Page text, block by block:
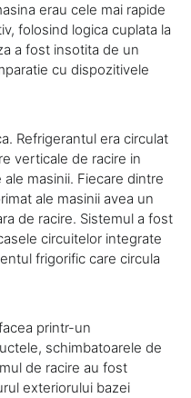
erau cele mai rapide
folosind logica cuplata la
a fost insotita de un
cu dispozitivele
Refrigerantul era circulat
verticale de racire in
masinii. Fiecare dintre
ale masinii avea un
de racire. Sistemul a fost
circuitelor integrate
frigorific care circula
printr-un
schimbatoarele de
de racire au fost
exteriorului bazei